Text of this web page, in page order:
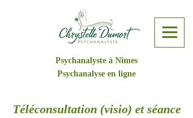
Psychanalyste à Nîmes
Psychanalyse en ligne
Téléconsultation (visio) et séance